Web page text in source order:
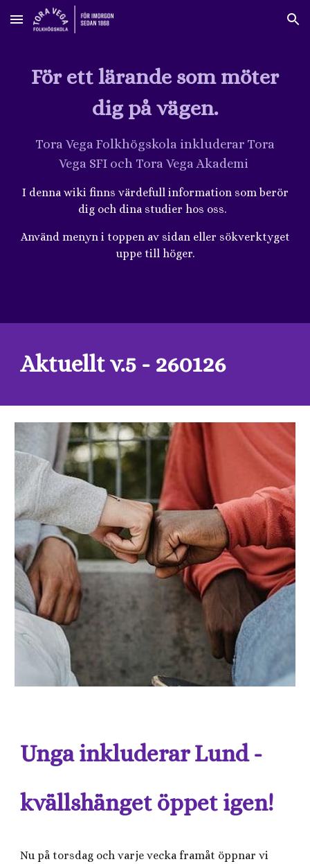
Skip to main content Skip to navigation
För ett lärande som möter
dig på vägen.
Tora Vega Folkhögskola inkluderar Tora
Vega SFI och Tora Vega Akademi
I denna wiki finns värdefull information som berör
dig och dina studier hos oss.
Använd menyn i toppen av sidan eller sökverktyget
uppe till höger.
Aktuellt v.5 - 260126
Unga inkluderar Lund -
kvällshänget öppet igen!
Nu på torsdag och varje vecka framåt öppnar vi